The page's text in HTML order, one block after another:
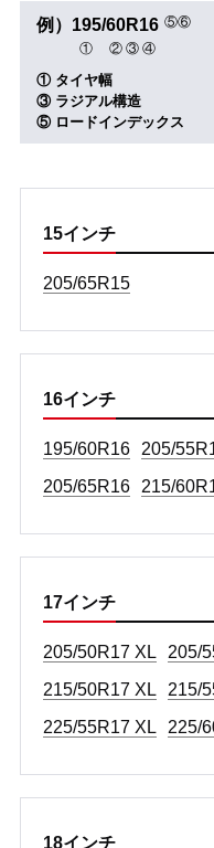
例） 195
①
/60
②
R
③
16
④
⑤⑥
① タイヤ幅
③ ラジアル構造
⑤ ロードインデックス
15インチ
205/65R15
16インチ
195/60R16 205/
205/65R16
215/
17インチ
205/50R17 XL 205/
215/50R17 XL
215/
225/55R17 XL
225/
18インチ